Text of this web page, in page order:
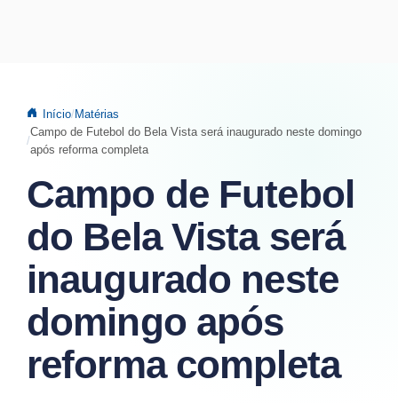
Início Matérias
Campo de Futebol do Bela Vista será inaugurado neste domingo
após reforma completa
Campo de Futebol
do Bela Vista será
inaugurado neste
domingo após
reforma completa